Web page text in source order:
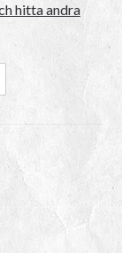
hitta andra